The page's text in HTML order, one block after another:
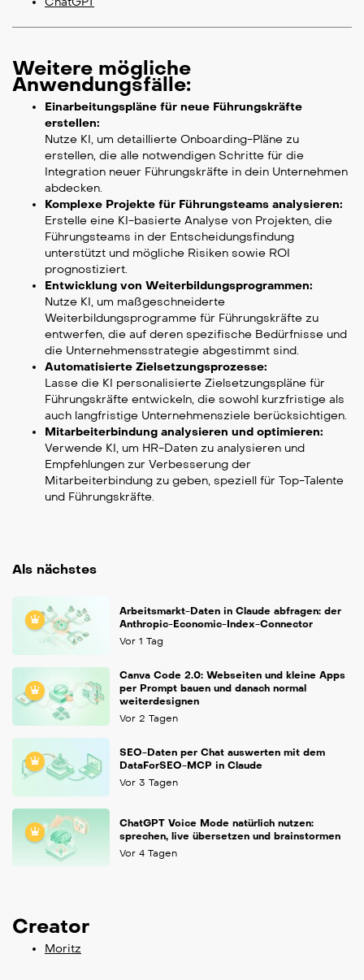
Weitere mögliche
Anwendungsfälle:
Einarbeitungspläne für neue Führungskräfte
erstellen:
Nutze KI, um detaillierte Onboarding-Pläne zu
erstellen, die alle notwendigen Schritte für die
Integration neuer Führungskräfte in dein Unternehmen
abdecken.
Komplexe Projekte für Führungsteams analysieren:
Erstelle eine KI-basierte Analyse von Projekten, die
Führungsteams in der Entscheidungsfindung
unterstützt und mögliche Risiken sowie ROI
prognostiziert.
Entwicklung von Weiterbildungsprogrammen:
Nutze KI, um maßgeschneiderte
Weiterbildungsprogramme für Führungskräfte zu
entwerfen, die auf deren spezifische Bedürfnisse und
die Unternehmensstrategie abgestimmt sind.
Automatisierte Zielsetzungsprozesse:
Lasse die KI personalisierte Zielsetzungspläne für
Führungskräfte entwickeln, die sowohl kurzfristige als
auch langfristige Unternehmensziele berücksichtigen.
Mitarbeiterbindung analysieren und optimieren:
Verwende KI, um HR-Daten zu analysieren und
Empfehlungen zur Verbesserung der
Mitarbeiterbindung zu geben, speziell für Top-Talente
und Führungskräfte.
Als nächstes
Arbeitsmarkt-Daten in Claude abfragen: der
Anthropic-Economic-Index-Connector
Vor 1 Tag
Canva Code 2.0: Webseiten und kleine Apps
per Prompt bauen und danach normal
weiterdesignen
Vor 2 Tagen
SEO-Daten per Chat auswerten mit dem
DataForSEO-MCP in Claude
Vor 3 Tagen
ChatGPT Voice Mode natürlich nutzen:
sprechen, live übersetzen und brainstormen
Vor 4 Tagen
Creator
Moritz